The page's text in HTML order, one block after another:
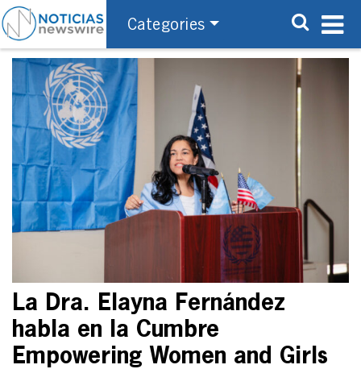
Categories
La Dra. Elayna Fernández
habla en la Cumbre
Empowering Women and Girls